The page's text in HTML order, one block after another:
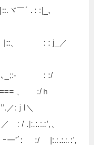
´ . : :|_,
: j_／
: :/
:/ｈ
: j l＼
.|:.:.:.:’,、
|:.:.:.:.:’,